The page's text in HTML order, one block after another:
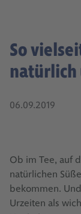
So
natürlich
06.09.2019
Ob im Tee, auf
natürlichen
bekommen.
Urzeiten als